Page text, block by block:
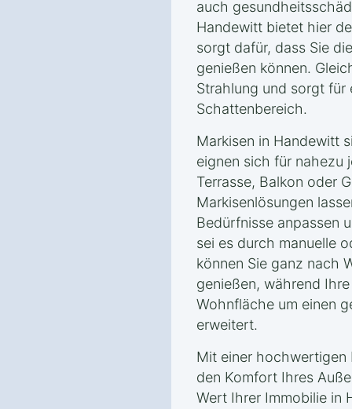
auch
Handewitt bietet hier
sorgt dafür, dass Sie
genießen können.
Strahlung und sorgt für
Schattenbereich.
Markisen in Handewitt
eignen sich für nahezu
Terrasse, Balkon oder
Markisenlösungen
Bedürfnisse anpassen
sei es durch manuelle
können Sie ganz nach
genießen, während
Wohnfläche um einen
erweitert.
Mit einer hochwertigen
den Komfort Ihres
Wert Ihrer Immobilie in